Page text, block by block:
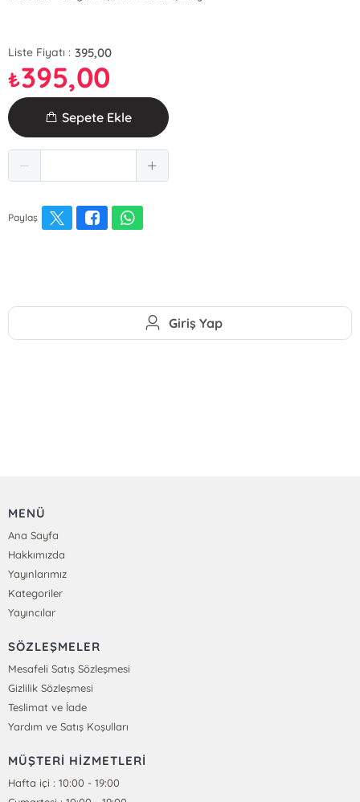
Liste Fiyatı : 395,00
₺395,00
Sepete Ekle
Paylaş
Giriş Yap
MENÜ
Ana Sayfa
Hakkımızda
Yayınlarımız
Kategoriler
Yayıncılar
SÖZLEŞMELER
Mesafeli Satış Sözleşmesi
Gizlilik Sözleşmesi
Teslimat ve İade
Yardım ve Satış Koşulları
MÜŞTERİ HİZMETLERİ
Hafta içi : 10:00 - 19:00